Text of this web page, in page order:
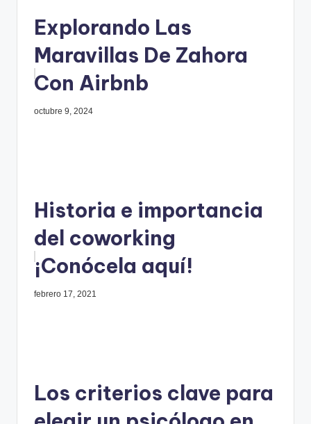
Explorando Las
Maravillas De Zahora
Con Airbnb
octubre 9, 2024
Historia e importancia
del coworking
¡Conócela aquí!
febrero 17, 2021
Los criterios clave para